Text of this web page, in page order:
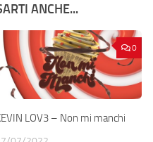
ANCHE...
0
LOV3 – Non mi manchi